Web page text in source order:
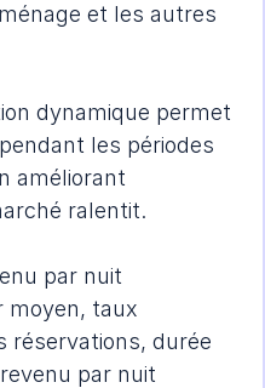
et les autres
dynamique permet
les périodes
améliorant
ralentit.
par nuit
moyen, taux
réservations, durée
par nuit